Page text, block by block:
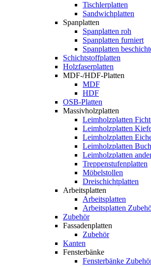
Tischlerplatten
Sandwichplatten
Spanplatten
Spanplatten roh
Spanplatten furniert
Spanplatten
Schichtstoffplatten
Holzfaserplatten
MDF-/HDF-Platten
MDF
HDF
OSB-Platten
Massivholzplatten
Leimholzplatten
Leimholzplatten
Leimholzplatten
Leimholzplatten
Leimholzplatten
Treppenstufenplatten
Möbelstollen
Dreischichtplatten
Arbeitsplatten
Arbeitsplatten
Arbeitsplatten
Zubehör
Fassadenplatten
Zubehör
Kanten
Fensterbänke
Fensterbänke